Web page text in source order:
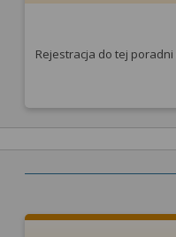
Rejestracja do tej